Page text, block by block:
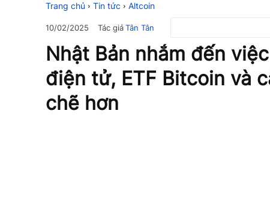
Trang chủ Tin tức Altcoin
10/02/2025 Tác giảTân Tân
Nhật Bản nhắm đến
điện tử, ETF Bitcoin và
chẽ hơn